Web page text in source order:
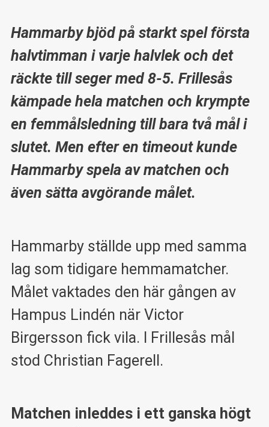
Hammarby bjöd på starkt spel första
halvtimman i varje halvlek och det
räckte till seger med 8-5. Frillesås
kämpade hela matchen och krympte
en femmålsledning till bara två mål i
slutet. Men efter en timeout kunde
Hammarby spela av matchen och
även sätta avgörande målet.
Hammarby ställde upp med samma
lag som tidigare hemmamatcher.
Målet vaktades den här gången av
Hampus Lindén när Victor
Birgersson fick vila. I Frillesås mål
stod Christian Fagerell.
Matchen inleddes i ett ganska högt